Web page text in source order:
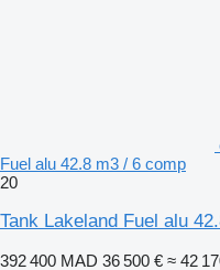
Fuel alu 42.8 m3 / 6 comp
20
Tank Lakeland Fuel alu
392 400 MAD 36 500 € ≈ 42